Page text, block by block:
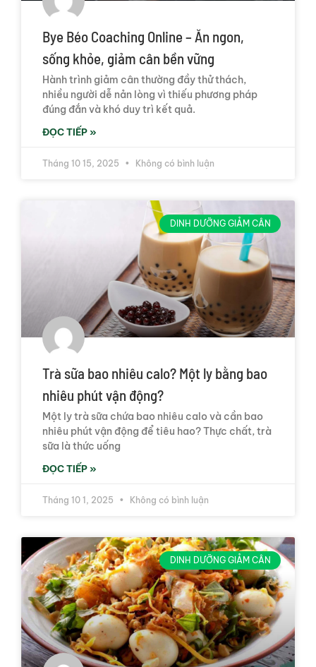
Bye Béo Coaching Online – Ăn ngon,
sống khỏe, giảm cân bền vững
Hành trình giảm cân thường đầy thử thách,
nhiều người dễ nản lòng vì thiếu phương pháp
đúng đắn và khó duy trì kết quả.
ĐỌC TIẾP »
Tháng 10 15, 2025 Không có bình luận
DINH DƯỠNG GIẢM CÂN
Trà sữa bao nhiêu calo? Một ly bằng bao
nhiêu phút vận động?
Một ly trà sữa chứa bao nhiêu calo và cần bao
nhiêu phút vận động để tiêu hao? Thực chất, trà
sữa là thức uống
ĐỌC TIẾP »
Tháng 10 1, 2025 Không có bình luận
DINH DƯỠNG GIẢM CÂN